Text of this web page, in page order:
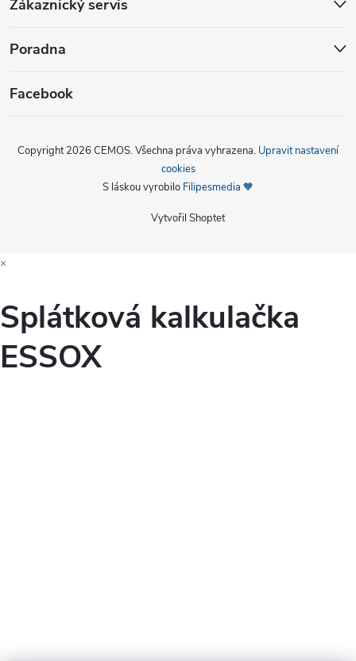
Zákaznický servis
Poradna
Facebook
Vytvořil Shoptet
Copyright 2026 CEMOS. Všechna práva vyhrazena. Upravit nastavení
cookies
S láskou vyrobilo Filipesmedia 🧡
×
Splátková kalkulačka
ESSOX